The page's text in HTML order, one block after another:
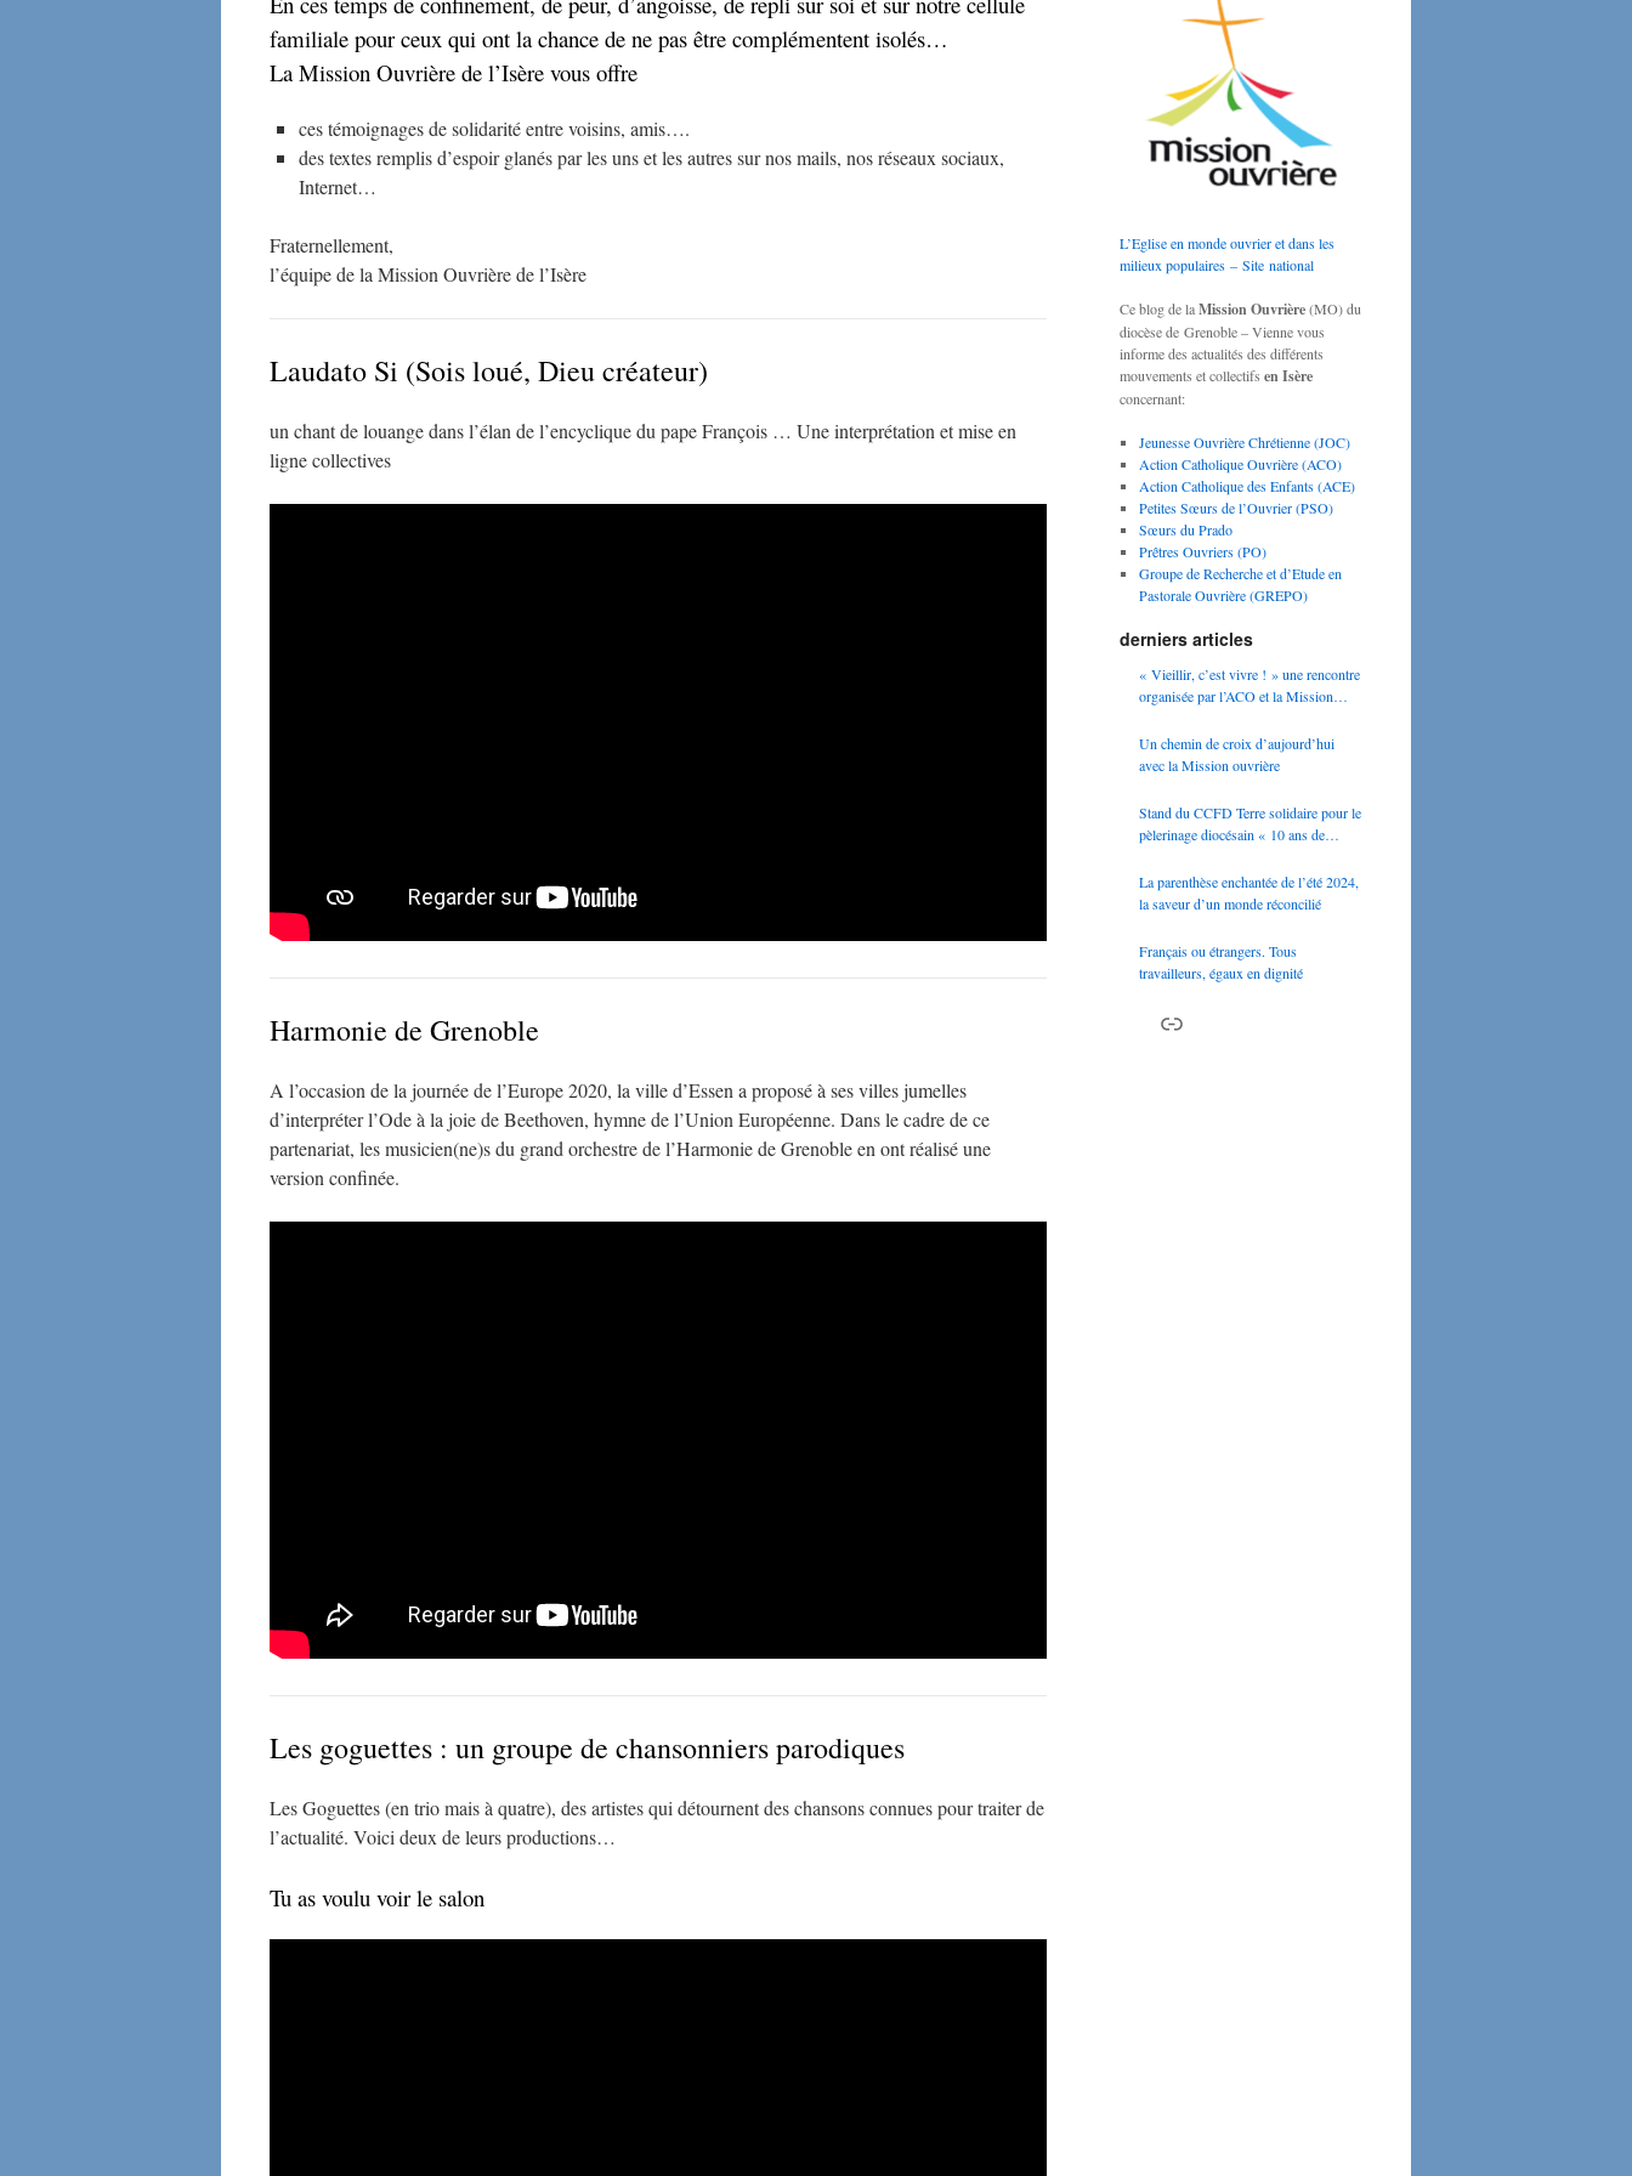
familiale pour ceux qui ont la chance de ne pas être complémentent isolés…
La Mission Ouvrière de l’Isère vous offre
ces témoignages de solidarité entre voisins, amis….
des textes remplis d’espoir glanés par les uns et les autres sur nos mails, nos réseaux sociaux,
Internet…
Fraternellement,
l’équipe de la Mission Ouvrière de l’Isère
Laudato Si (Sois loué, Dieu créateur)
un chant de louange dans l’élan de l’encyclique du pape François … Une interprétation et mise en
ligne collectives
Harmonie de Grenoble
A l’occasion de la journée de l’Europe 2020, la ville d’Essen a proposé à ses villes jumelles
d’interpréter l’Ode à la joie de Beethoven, hymne de l’Union Européenne. Dans le cadre de ce
partenariat, les musicien(ne)s du grand orchestre de l’Harmonie de Grenoble en ont réalisé une
version confinée.
Les goguettes : un groupe de chansonniers parodiques
Les Goguettes (en trio mais à quatre), des artistes qui détournent des chansons connues pour traiter de
l’actualité. Voici deux de leurs productions…
Tu as voulu voir le salon
L’Eglise en monde ouvrier et dans les
milieux populaires – Site national
Ce blog de laMission Ouvrière(MO) du
diocèse de Grenoble – Vienne vous
informe des actualités des différents
mouvements et collectifs en Isère
concernant:
Jeunesse Ouvrière Chrétienne (JOC)
Action Catholique Ouvrière (ACO)
Action Catholique des Enfants (ACE)
Petites Sœurs de l’Ouvrier (PSO)
Sœurs du Prado
Prêtres Ouvriers (PO)
Groupe de Recherche et d’Etude en
Pastorale Ouvrière (GREPO)
derniers articles
« Vieillir, c’est vivre ! » une rencontre
organisée par l’ACO et la Mission
Un chemin de croix d’aujourd’hui
avec la Mission ouvrière
Stand du CCFD Terre solidaire pour le
pèlerinage diocésain « 10 ans de
La parenthèse enchantée de l’été 2024,
la saveur d’un monde réconcilié
Français ou étrangers. Tous
travailleurs, égaux en dignité
Lien